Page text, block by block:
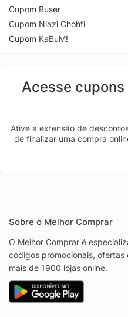
Cupom Buser
Cupom Niazi Chohfi
Cupom KaBuM!
Acesse
Ative a extensão de
de finalizar uma compra
Sobre o Melhor Comprar
O Melhor Comprar é
códigos promocionais,
mais de 1900 lojas online.